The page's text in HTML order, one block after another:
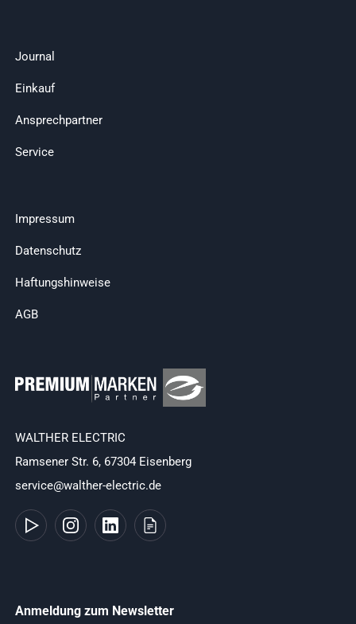
Journal
Einkauf
Ansprechpartner
Service
Impressum
Datenschutz
Haftungshinweise
AGB
WALTHER ELECTRIC
Ramsener Str. 6, 67304 Eisenberg
service@walther-electric.de
Anmeldung zum Newsletter